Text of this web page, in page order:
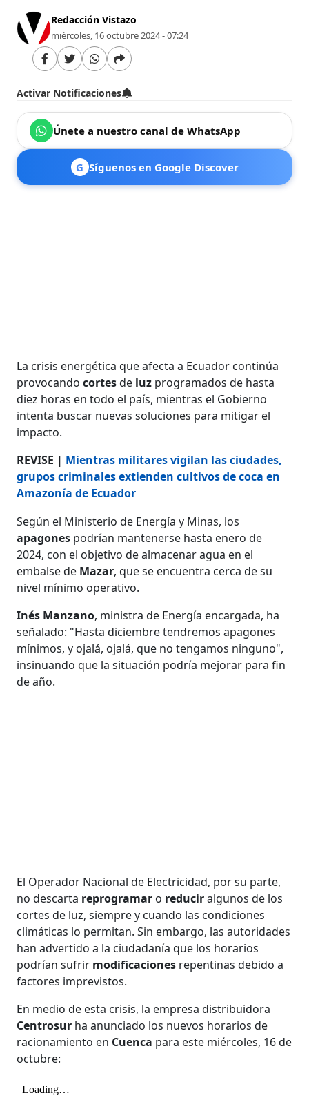
Redacción Vistazo
miércoles, 16 octubre 2024 - 07:24
Activar Notificaciones
Únete a nuestro canal de WhatsApp
G Síguenos en Google Discover
La crisis energética que afecta a Ecuador continúa
provocandocortesde luz programados de hasta
diez horas en todo el país, mientras el Gobierno
intenta buscar nuevas soluciones para mitigar el
impacto.
REVISE | Mientras militares vigilan las ciudades,
grupos criminales extienden cultivos de coca en
Amazonía de Ecuador
Según el Ministerio de Energía y Minas, los
apagones podrían mantenerse hasta enero de
2024, con el objetivo de almacenar agua en el
embalse de Mazar, que se encuentra cerca de su
nivel mínimo operativo.
Inés Manzano, ministra de Energía encargada, ha
señalado: "Hasta diciembre tendremos apagones
mínimos, y ojalá, ojalá, que no tengamos ninguno",
insinuando que la situación podría mejorar para fin
de año.
El Operador Nacional de Electricidad, por su parte,
no descarta reprogramar o reduciralgunos de los
cortes de luz, siempre y cuando las condiciones
climáticas lo permitan. Sin embargo, las autoridades
han advertido a la ciudadanía que los horarios
podrían sufrir modificaciones repentinas debido a
factores imprevistos.
En medio de esta crisis, la empresa distribuidora
Centrosur ha anunciado los nuevos horarios de
racionamiento en Cuenca para este miércoles, 16 de
octubre: